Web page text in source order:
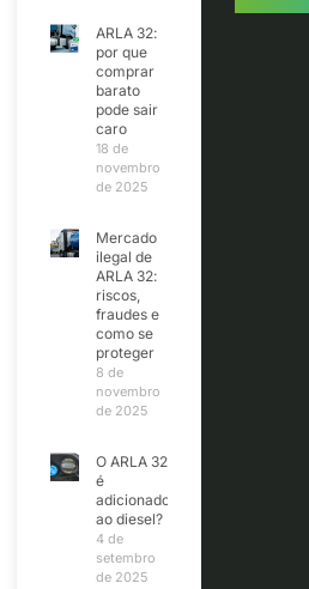
ARLA 32:
por que
comprar
barato
pode sair
caro
18 de
novembro
de 2025
Mercado
ilegal de
ARLA 32:
riscos,
fraudes e
como se
proteger
8 de
novembro
de 2025
O ARLA 32
é
adicionado
ao diesel?
4 de
setembro
de 2025